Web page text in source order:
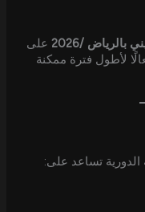
/2026
على
لأطول فترة ممكنة
الدورية تساعد على: